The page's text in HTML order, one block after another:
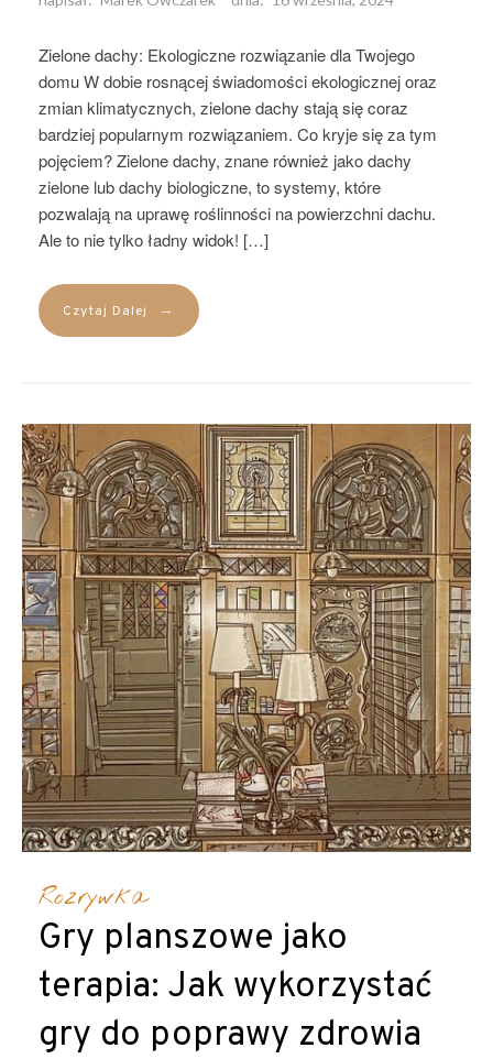
Zielone dachy: Ekologiczne rozwiązanie dla Twojego
domu W dobie rosnącej świadomości ekologicznej oraz
zmian klimatycznych, zielone dachy stają się coraz
bardziej popularnym rozwiązaniem. Co kryje się za tym
pojęciem? Zielone dachy, znane również jako dachy
zielone lub dachy biologiczne, to systemy, które
pozwalają na uprawę roślinności na powierzchni dachu.
Ale to nie tylko ładny widok! […]
Czytaj Dalej →
Rozrywka
Gry planszowe jako
terapia: Jak wykorzystać
gry do poprawy zdrowia